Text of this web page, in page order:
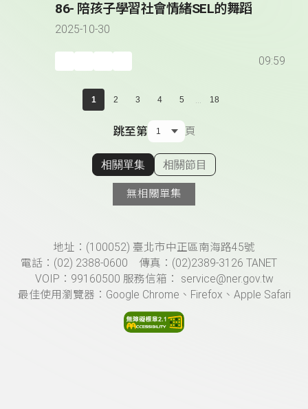
86- 陪孩子學習社會情緒SEL的舞蹈
2025-10-30
09:59
1 2 3 4 5 ... 18
跳至第 頁
顯示相關單集
相關單集 相關節目
無相關單集
頁尾資訊地址：(100052) 臺北市中正區南海路45號
電話：(02) 2388-0600 傳真：(02)2389-3126 TANET
VOIP：99160500 服務信箱： service@ner.gov.tw
最佳使用瀏覽器：Google Chrome、Firefox、Apple Safari